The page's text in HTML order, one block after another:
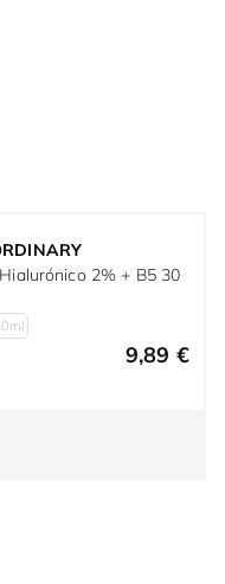
2% + B5 30
9,89 €